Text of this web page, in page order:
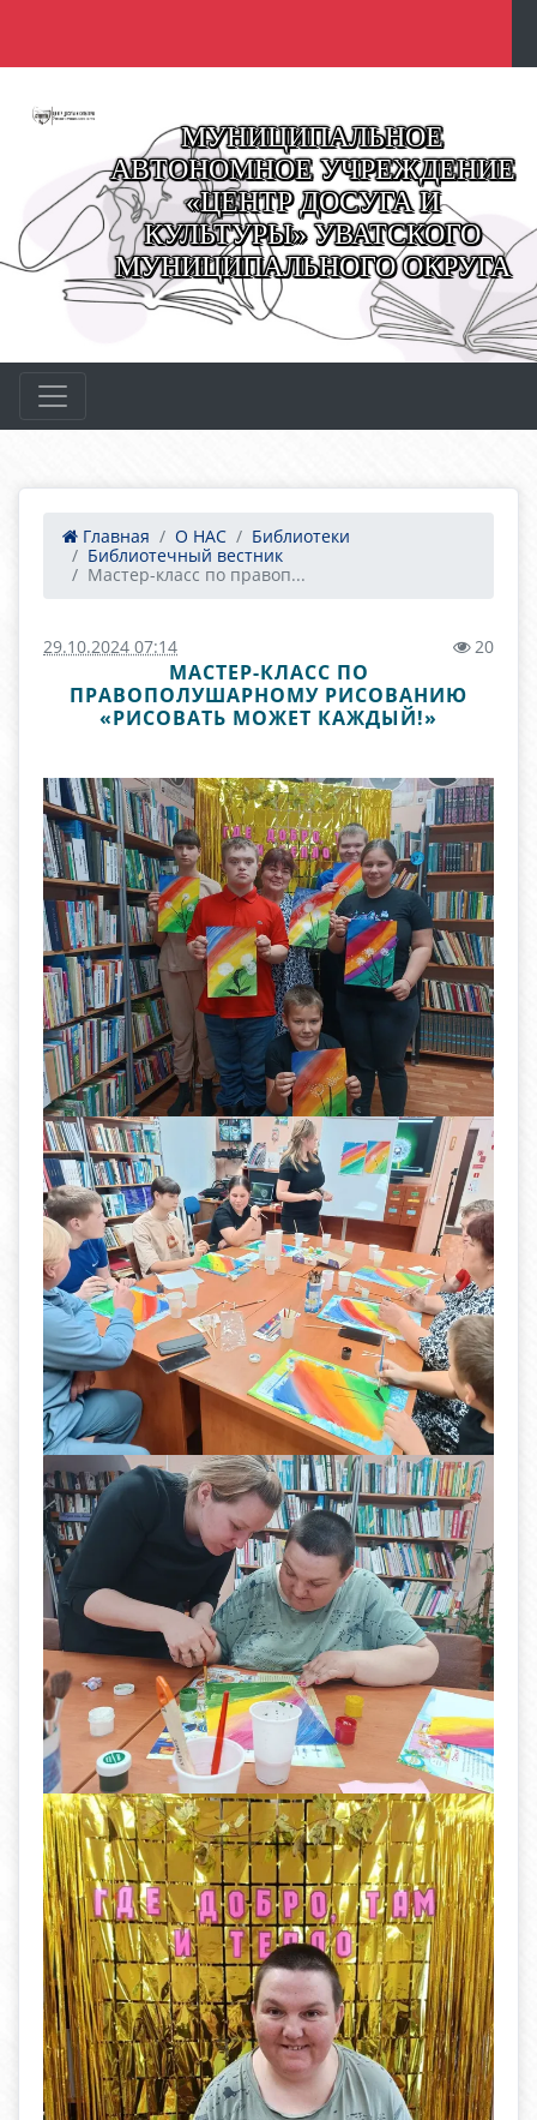
МУНИЦИПАЛЬНОЕ
АВТОНОМНОЕ УЧРЕЖДЕНИЕ
«ЦЕНТР ДОСУГА И
КУЛЬТУРЫ» УВАТСКОГО
МУНИЦИПАЛЬНОГО ОКРУГА
Главная О НАС
Библиотеки
Библиотечный вестник
Мастер-класс по правоп...
29.10.2024 07:14 20
МАСТЕР-КЛАСС ПО
ПРАВОПОЛУШАРНОМУ РИСОВАНИЮ
«РИСОВАТЬ МОЖЕТ КАЖДЫЙ!»